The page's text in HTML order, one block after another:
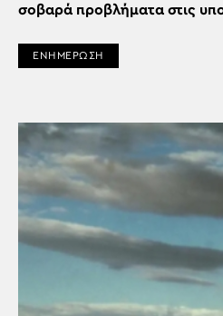
σοβαρά προβλήματα στις
ΕΝΗΜΕΡΩΣΗ